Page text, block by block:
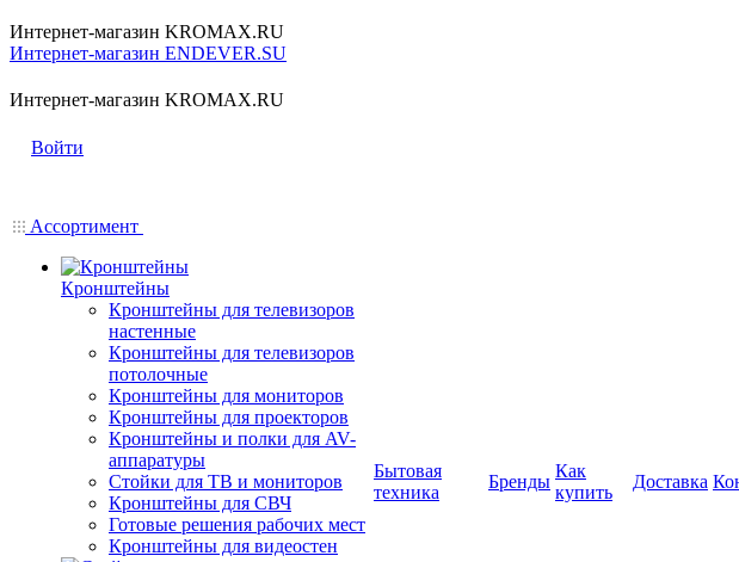
Интернет-магазин KROMAX.RU
Интернет-магазин ENDEVER.SU
Интернет-магазин KROMAX.RU
Войти
Ассортимент
Кронштейны
Кронштейны для телевизоров
настенные
Кронштейны для телевизоров
потолочные
Кронштейны для мониторов
Кронштейны для проекторов
Кронштейны и полки для AV-
аппаратуры
Стойки для ТВ и мониторов
Кронштейны для СВЧ
Готовые решения рабочих мест
Кронштейны для видеостен
Бытовая
техника
Бренды
Как
купить
Доставка